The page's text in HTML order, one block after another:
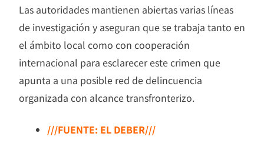
Las autoridades mantienen abiertas varias líneas
de investigación y aseguran que se trabaja tanto en
el ámbito local como con cooperación
internacional para esclarecer este crimen que
apunta a una posible red de delincuencia
organizada con alcance transfronterizo.
///FUENTE: EL DEBER///